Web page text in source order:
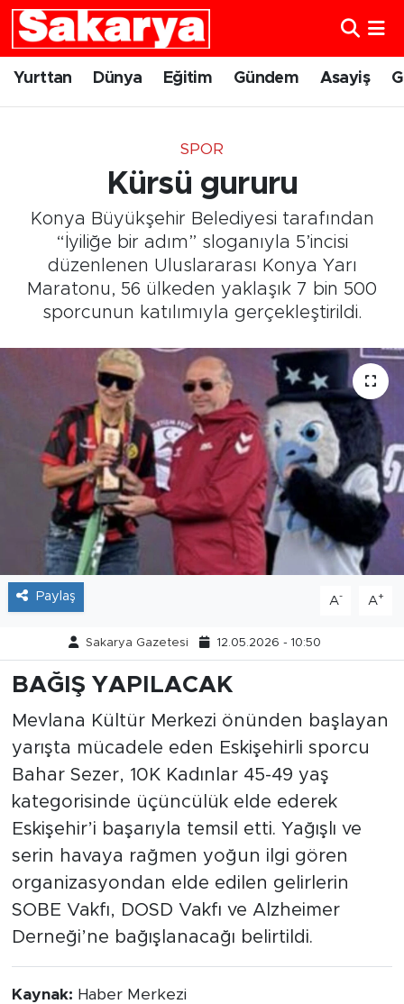
Yurttan Dünya Eğitim Gündem Asayiş
SPOR
Kürsü gururu
Konya Büyükşehir Belediyesi tarafından
“İyiliğe bir adım” sloganıyla 5’incisi
düzenlenen Uluslararası Konya Yarı
Maratonu, 56 ülkeden yaklaşık 7 bin 500
sporcunun katılımıyla gerçekleştirildi.
Paylaş A- A+
Sakarya Gazetesi 12.05.2026 - 10:50
BAĞIŞ YAPILACAK
Mevlana Kültür Merkezi önünden başlayan
yarışta mücadele eden Eskişehirli sporcu
Bahar Sezer, 10K Kadınlar 45-49 yaş
kategorisinde üçüncülük elde ederek
Eskişehir’i başarıyla temsil etti. Yağışlı ve
serin havaya rağmen yoğun ilgi gören
organizasyondan elde edilen gelirlerin
SOBE Vakfı, DOSD Vakfı ve Alzheimer
Derneği’ne bağışlanacağı belirtildi.
Kaynak: Haber Merkezi
Yurttan
Eskişehirspor
Spor
Kültür Sanat
Tarihçe
Resmi İlanlar
Söyleşi
Foto Şaka
Politika
Eskişehir Nöbetçi Eczaneler
Süper Lig Puan Durumu ve Fikstür
Tüm Manşetler
Haber Arşivi